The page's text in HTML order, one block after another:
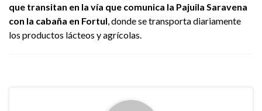
que transitan en la vía que comunica la Pajuila Saravena
con la cabaña en Fortul, donde se transporta diariamente
los productos lácteos y agrícolas.